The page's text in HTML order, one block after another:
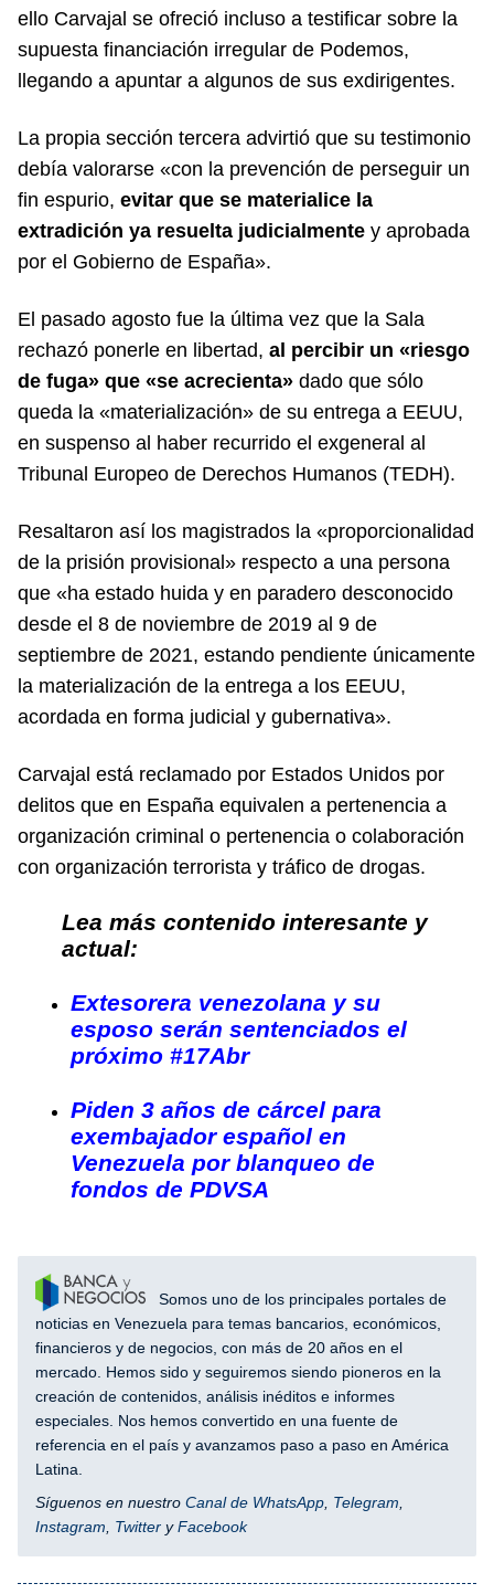
ello Carvajal se ofreció incluso a testificar sobre la
supuesta financiación irregular de Podemos,
llegando a apuntar a algunos de sus exdirigentes.
La propia sección tercera advirtió que su testimonio
debía valorarse «con la prevención de perseguir un
fin espurio, evitar que se materialice la
extradición ya resuelta judicialmente y aprobada
por el Gobierno de España».
El pasado agosto fue la última vez que la Sala
rechazó ponerle en libertad, al percibir un «riesgo
de fuga» que «se acrecienta» dado que sólo
queda la «materialización» de su entrega a EEUU,
en suspenso al haber recurrido el exgeneral al
Tribunal Europeo de Derechos Humanos (TEDH).
Resaltaron así los magistrados la «proporcionalidad
de la prisión provisional» respecto a una persona
que «ha estado huida y en paradero desconocido
desde el 8 de noviembre de 2019 al 9 de
septiembre de 2021, estando pendiente únicamente
la materialización de la entrega a los EEUU,
acordada en forma judicial y gubernativa».
Carvajal está reclamado por Estados Unidos por
delitos que en España equivalen a pertenencia a
organización criminal o pertenencia o colaboración
con organización terrorista y tráfico de drogas.
Lea más contenido interesante y
actual:
Extesorera venezolana y su
esposo serán sentenciados el
próximo #17Abr
Piden 3 años de cárcel para
exembajador español en
Venezuela por blanqueo de
fondos de PDVSA
Somos uno de los principales portales de
noticias en Venezuela para temas bancarios, económicos,
financieros y de negocios, con más de 20 años en el
mercado. Hemos sido y seguiremos siendo pioneros en la
creación de contenidos, análisis inéditos e informes
especiales. Nos hemos convertido en una fuente de
referencia en el país y avanzamos paso a paso en América
Latina.
Síguenos en nuestro Canal de WhatsApp Telegram
Instagram
Twitter yFacebook